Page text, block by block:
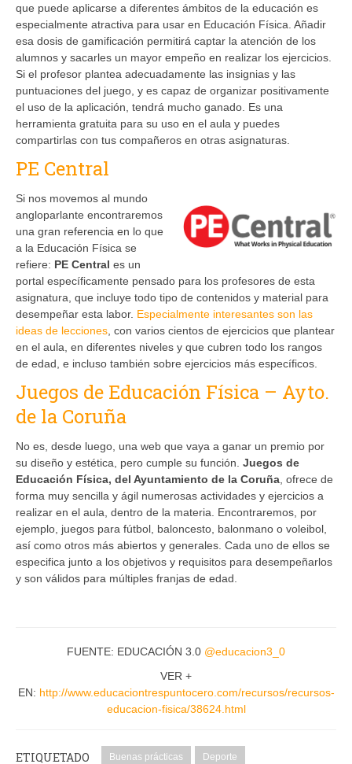
que puede aplicarse a diferentes ámbitos de la educación es
especialmente atractiva para usar en Educación Física. Añadir
esa dosis de gamificación permitirá captar la atención de los
alumnos y sacarles un mayor empeño en realizar los ejercicios.
Si el profesor plantea adecuadamente las insignias y las
puntuaciones del juego, y es capaz de organizar positivamente
el uso de la aplicación, tendrá mucho ganado. Es una
herramienta gratuita para su uso en el aula y puedes
compartirlas con tus compañeros en otras asignaturas.
PE Central
Si nos movemos al mundo
angloparlante encontraremos
una gran referencia en lo que
a la Educación Física se
refiere: PE Central es un
portal específicamente pensado para los profesores de esta
asignatura, que incluye todo tipo de contenidos y material para
desempeñar esta labor. Especialmente interesantes son las
ideas de lecciones , con varios cientos de ejercicios que plantear
en el aula, en diferentes niveles y que cubren todo los rangos
de edad, e incluso también sobre ejercicios más específicos.
Juegos de Educación Física – Ayto.
de la Coruña
No es, desde luego, una web que vaya a ganar un premio por
su diseño y estética, pero cumple su función. Juegos de
Educación Física, del Ayuntamiento de la Coruña , ofrece de
forma muy sencilla y ágil numerosas actividades y ejercicios a
realizar en el aula, dentro de la materia. Encontraremos, por
ejemplo, juegos para fútbol, baloncesto, balonmano o voleibol,
así como otros más abiertos y generales. Cada uno de ellos se
especifica junto a los objetivos y requisitos para desempeñarlos
y son válidos para múltiples franjas de edad.
FUENTE: EDUCACIÓN 3.0 @educacion3_0
VER +
EN: http://www.educaciontrespuntocero.com/recursos/recursos-
educacion-fisica/38624.html
ETIQUETADO Buenas prácticas Deporte